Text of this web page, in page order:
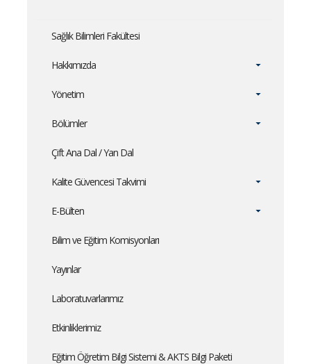
Sağlık Bilimleri Fakültesi
Hakkımızda
Yönetim
Bölümler
Çift Ana Dal / Yan Dal
Kalite Güvencesi Takvimi
E-Bülten
Bilim ve Eğitim Komisyonları
Yayınlar
Laboratuvarlarımız
Etkinliklerimiz
Eğitim Öğretim Bilgi Sistemi & AKTS Bilgi Paketi